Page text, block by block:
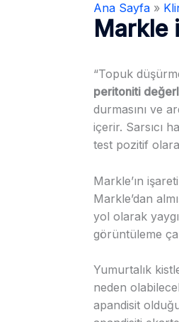
Ana Sayfa »
Markle
“Topuk
peritoniti
durmasını ve
içerir. Sarsıcı
test pozitif
Markle’ın
Markle’dan
yol olarak
görüntüleme
Yumurtalık
neden
apandisit